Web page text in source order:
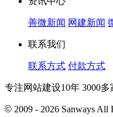
善微新闻 网建新闻
联系我们
联系方式 付款方式
专注网站建设10年 3000
© 2009 - 2026 Sanways